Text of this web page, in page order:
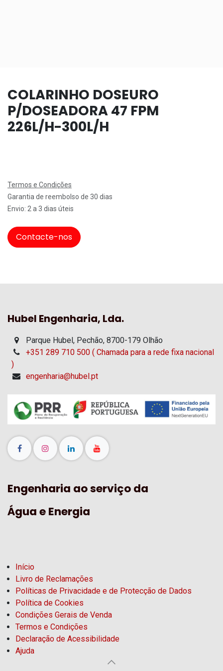
COLARINHO DOSEURO
P/DOSEADORA 47 FPM
226L/H-300L/H
Termos e Condições
Garantia de reembolso de 30 dias
Envio: 2 a 3 dias úteis
Contacte-nos
Hubel Engenharia, Lda.
Parque Hubel, Pechão, 8700-179 Olhão
+351 289 710 500 ( Chamada para a rede fixa nacional
)
engenharia@hubel.pt
Engenharia ao serviço da
Água e Energia
Início
Livro de Reclamações
Políticas de Privacidade e de Protecção de Dados
Política de Cookies
Condições Gerais de Venda
Termos e Condições
Declaração de Acessibilidade
Ajuda